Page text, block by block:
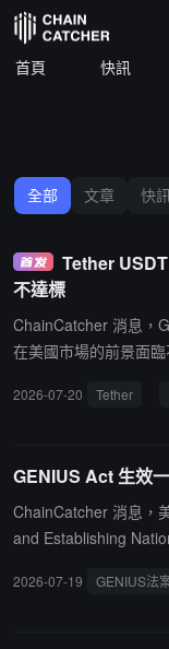
首頁 快訊
全部 文章 快
Tether
不達標
ChainCatcher 消息，
在美國市場的前景面
最新披露，約 25% 的
公司今年已通過
幣，但使用量仍低。
分律師認為外國發行
主管表示，機構用戶
2026-07-20 Tether
GENIUS Act 生效
ChainCatcher 消息，
and Establishing
S Act 要求聯邦監管機
2026-07-19 GENIUS法